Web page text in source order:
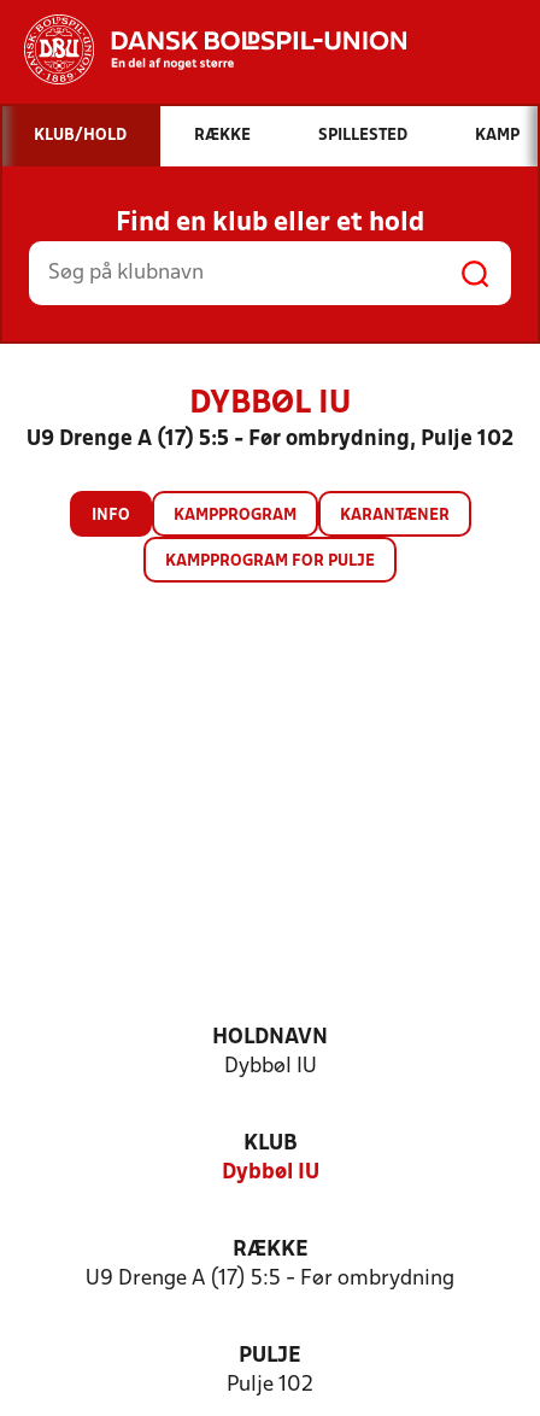
Hvad vil du søge efter?
INDHOLD OG NYHEDER
STILLINGER, RESULTATER, KLUBBER OG
HOLD
KLUB/HOLD RÆKKE SPILLESTED KAMP
Find en klub eller et hold
DYBBØL IU
U9 Drenge A (17) 5:5 - Før ombrydning, Pulje 102
INFO KAMPPROGRAM KARANTÆNER
KAMPPROGRAM FOR PULJE
HOLDNAVN
Dybbøl IU
KLUB
Dybbøl IU
RÆKKE
U9 Drenge A (17) 5:5 - Før ombrydning
PULJE
Pulje 102